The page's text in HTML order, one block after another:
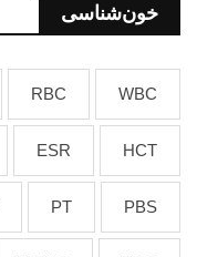
خون‌شناسی
WBC
RBC
HCT
ESR
PBS
PT